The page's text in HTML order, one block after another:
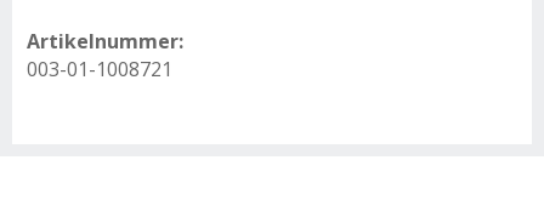
Artikelnummer:
003-01-1008721